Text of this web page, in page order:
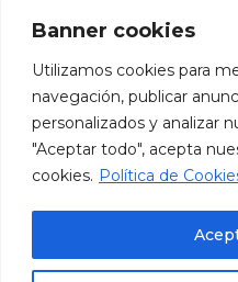
Banner cookies
Utilizamos cookies para
navegación, publicar
personalizados y analizar
"Aceptar todo", acepta
cookies. Política de
C/ Milagrosa nº 14 –
E-mail:
Teléfono:657 225 594